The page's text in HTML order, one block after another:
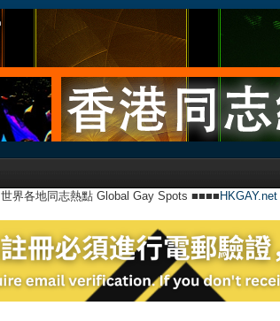
世界各地同志熱點 Global Gay Spots ■■■■